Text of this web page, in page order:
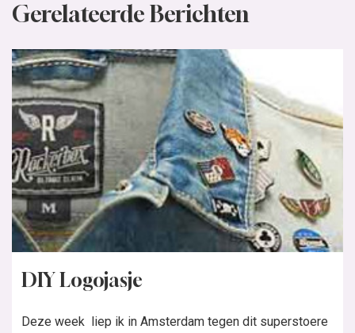
Gerelateerde Berichten
DIY Logojasje
Deze week liep ik in Amsterdam tegen dit superstoere